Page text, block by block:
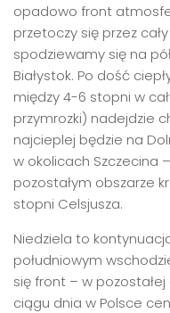
opadowo front
przetoczy się przez
spodziewamy się na
Białystok. Po dość
między 4-6 stopni w
przymrozki) nadejdzie
najcieplej będzie na
w okolicach Szczecina
pozostałym obszarze
stopni Celsjusza.
Niedziela to
południowym
się front – w
ciągu dnia w Polsce